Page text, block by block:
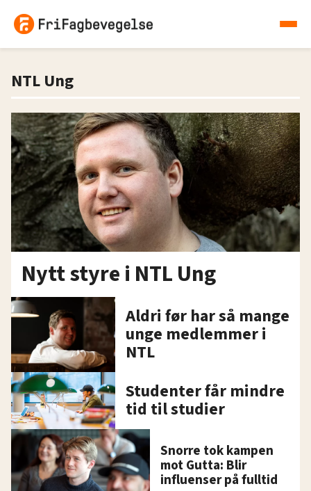
NTL Ung
Nytt styre i NTL Ung
Aldri før har så mange
unge medlemmer i
NTL
Studenter får mindre
tid til studier
Snorre tok kampen
mot Gutta: Blir
influenser på fulltid